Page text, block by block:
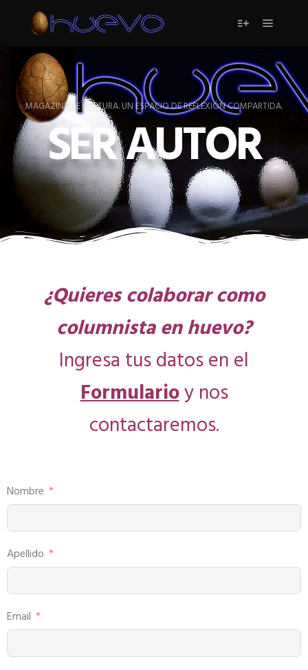
MAGAZINE DE CULTURA. UN ESPACIO DE REFLEXIÓN COMPARTIDA.
SER AUTOR
¿Quieres colaborar como
columnista en huevo?
Ingresa tus datos en el
Formularioy nos
contactaremos.
Nombre
Apellido
Email